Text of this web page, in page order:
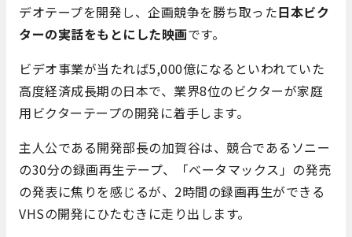
デオテープを開発し、企画競争を勝ち取った日本ビク
ターの実話をもとにした映画です。
ビデオ事業が当たれば5,000億になるといわれていた
高度経済成長期の日本で、業界8位のビクターが家庭
用ビクターテープの開発に着手します。
主人公である開発部長の加賀谷は、競合であるソニー
の30分の録画再生テープ、「ベータマックス」の発売
の発表に焦りを感じるが、2時間の録画再生ができる
VHSの開発にひたむきに走り出します。